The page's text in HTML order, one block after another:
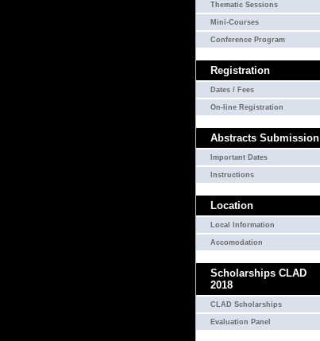
Thematic Sessions
Mini-Courses
Conference Program
Registration
Dates / Fees
On-line Registration
Abstracts Submission
Important Dates
Instructions
Location
Local Information
Accomodation
Scholarships CLAD
2018
CLAD Scholarships
Evaluation Panel